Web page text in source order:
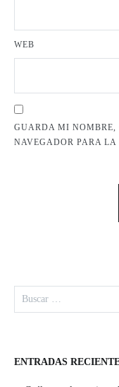
WEB
GUARDA MI NOMBRE,
NAVEGADOR PARA
ENTRADAS